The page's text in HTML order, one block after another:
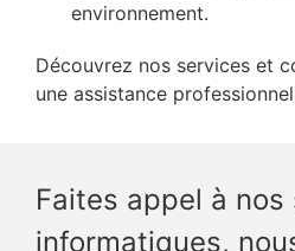
environnement.
Découvrez nos services et
une assistance
Faites appel à nos
informatiques,